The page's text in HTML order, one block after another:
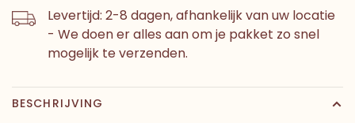
Levertijd: 2-8 dagen, afhankelijk van uw locatie
- We doen er alles aan om je pakket zo snel
mogelijk te verzenden.
BESCHRIJVING